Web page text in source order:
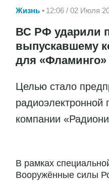
Жизнь 12:06 / 02 Июля
ВС РФ ударили
выпускавшему
для «Фламинго»
Целью стало
компании
В рамках
Вооружённые силы